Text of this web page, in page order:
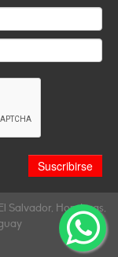
Salvador, Honduras,